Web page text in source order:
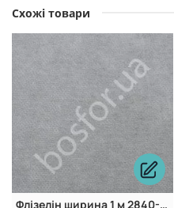
Схожі товари
Флізелін ширина 1 м 2840-2 Whire